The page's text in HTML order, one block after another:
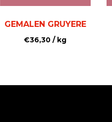
GEMALEN GRUYERE
€36,30 / kg